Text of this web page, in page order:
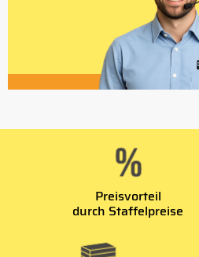
Preisvorteil
durch Staffelpreise